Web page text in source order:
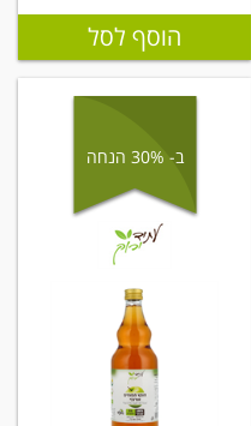
הוסף לסל
ב- 30% הנחה